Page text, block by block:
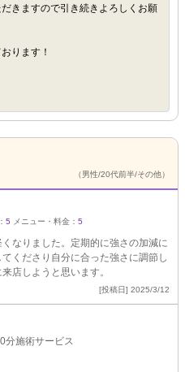
きますので引き続きよろしくお願
ります！
（男性/20代前半/その他）
5 メニュー・料金： 5
なりました。定期的に強さの加減に
くださり自分に合った強さに調節し
店しようと思います。
[投稿日] 2025/3/12
施術サービス